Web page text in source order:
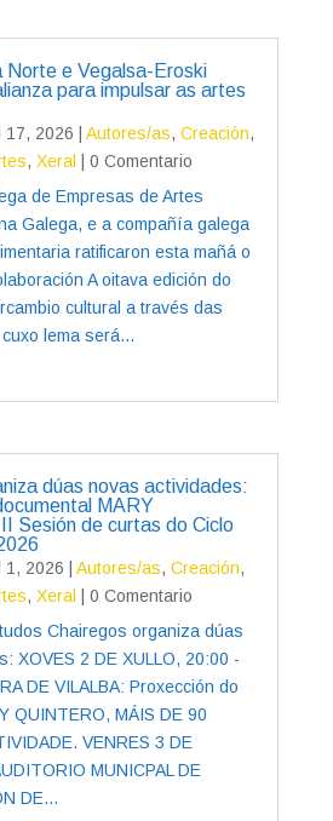
Norte e Vegalsa-Eroski
para impulsar as artes
17, 2026 Autores/as, Creación,
, Xeral
| 0 Comentario
de Empresas de Artes
Galega, e a compañía galega
ratificaron esta mañá o
A oitava edición do
cultural a través das
lema será...
dúas novas actividades:
MARY
Sesión de curtas do Ciclo
1, 2026 Autores/as, Creación,
, Xeral
| 0 Comentario
Chairegos organiza dúas
XOVES 2 DE XULLO, 20:00 -
DE VILALBA: Proxección do
QUINTERO, MÁIS DE 90
VENRES 3 DE
MUNICPAL DE
DE...